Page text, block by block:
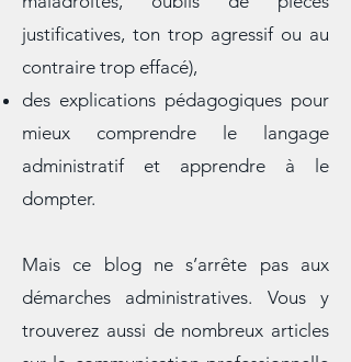
erreurs fréquentes (formules
maladroites, oublis de pièces
justificatives, ton trop agressif ou au
contraire trop effacé),
des explications pédagogiques pour
mieux comprendre le langage
administratif et apprendre à le
Mais ce blog ne s’arrête pas aux
démarches administratives. Vous y